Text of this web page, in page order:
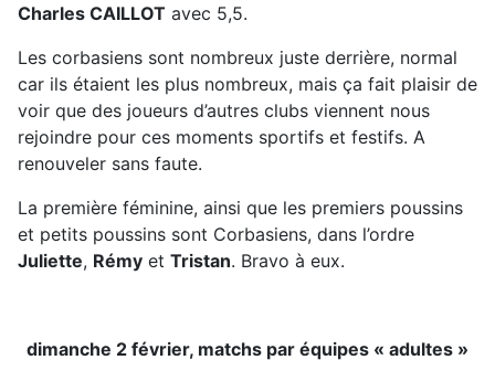
Charles CAILLOT avec 5,5.
Les corbasiens sont nombreux juste derrière, normal
car ils étaient les plus nombreux, mais ça fait plaisir de
voir que des joueurs d’autres clubs viennent nous
rejoindre pour ces moments sportifs et festifs. A
renouveler sans faute.
La première féminine, ainsi que les premiers poussins
et petits poussins sont Corbasiens, dans l’ordre
Juliette, Rémy et Tristan. Bravo à eux.
dimanche 2 février, matchs par équipes « adultes »